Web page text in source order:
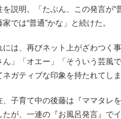
を説明。「たぶん、この発言が“
家では“普通”かな」と続けた。
は、再びネット上がざわつく
ん」「オエー」「そういう芸風
ネガティブな印象を持たれてしま
、子育て中の後藤は『ママタレ
たが、一連の『お風呂発言』で